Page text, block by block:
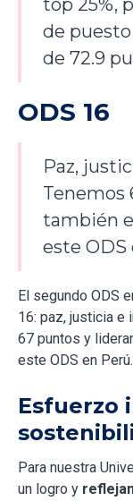
top 25%,
de
de 72.9
ODS 16
Paz,
Tenemos
también
este ODS
El segundo ODS
16: paz, justicia e
67 puntos y
este ODS en Perú.
Esfuerzo
Para nuestra
un logro y